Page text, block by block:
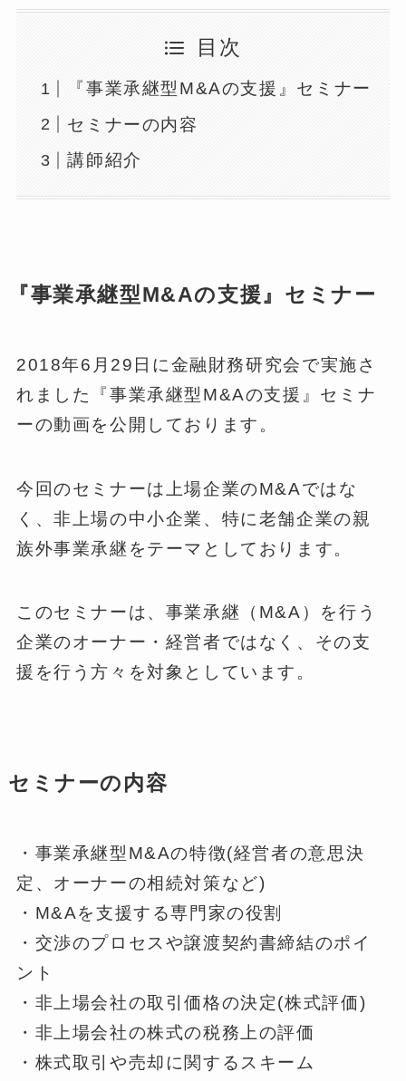
目次
『事業承継型M&Aの支援』セミナー
セミナーの内容
講師紹介
『事業承継型M&Aの支援』セミナー
2018年6月29日に金融財務研究会で実施さ
れました『事業承継型M&Aの支援』セミナ
ーの動画を公開しております。
今回のセミナーは上場企業のM&Aではな
く、非上場の中小企業、特に老舗企業の親
族外事業承継をテーマとしております。
このセミナーは、事業承継（M&A）を行う
企業のオーナー・経営者ではなく、その支
援を行う方々を対象としています。
セミナーの内容
・事業承継型M&Aの特徴(経営者の意思決
定、オーナーの相続対策など)
・M&Aを支援する専門家の役割
・交渉のプロセスや譲渡契約書締結のポイ
ント
・非上場会社の取引価格の決定(株式評価)
・非上場会社の株式の税務上の評価
・株式取引や売却に関するスキーム